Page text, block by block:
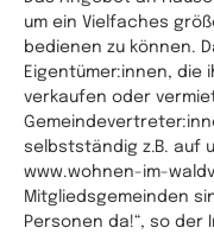
um ein Vielfaches
bedienen zu können.
Eigentümer:innen, die
verkaufen oder
selbstständig z.B. auf
www.wohnen-im-
Mitgliedsgemeinden
Personen da!“, so der